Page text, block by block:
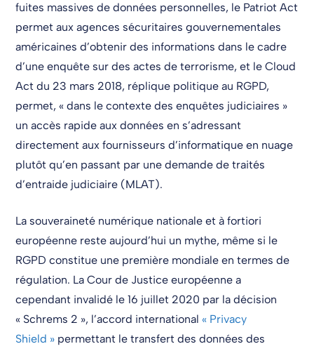
fuites massives de données personnelles, le Patriot Act
permet aux agences sécuritaires gouvernementales
américaines d’obtenir des informations dans le cadre
d’une enquête sur des actes de terrorisme, et le Cloud
Act du 23 mars 2018, réplique politique au RGPD,
permet, « dans le contexte des enquêtes judiciaires »
un accès rapide aux données en s’adressant
directement aux fournisseurs d’informatique en nuage
plutôt qu’en passant par une demande de traités
d’entraide judiciaire (MLAT).
La souveraineté numérique nationale et à fortiori
européenne reste aujourd’hui un mythe, même si le
RGPD constitue une première mondiale en termes de
régulation. La Cour de Justice européenne a
cependant invalidé le 16 juillet 2020 par la décision
« Schrems 2 », l’accord international « Privacy
Shield » permettant le transfert des données des